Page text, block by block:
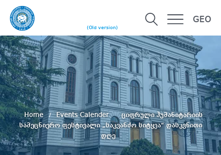
(Old version)
GEO
Home Events Calender
ციფრული ჰუმანიტარიის
სამეცნიერო ფესტივალი „საკვანძო სიტყვა“ დასკვნითი
დღე